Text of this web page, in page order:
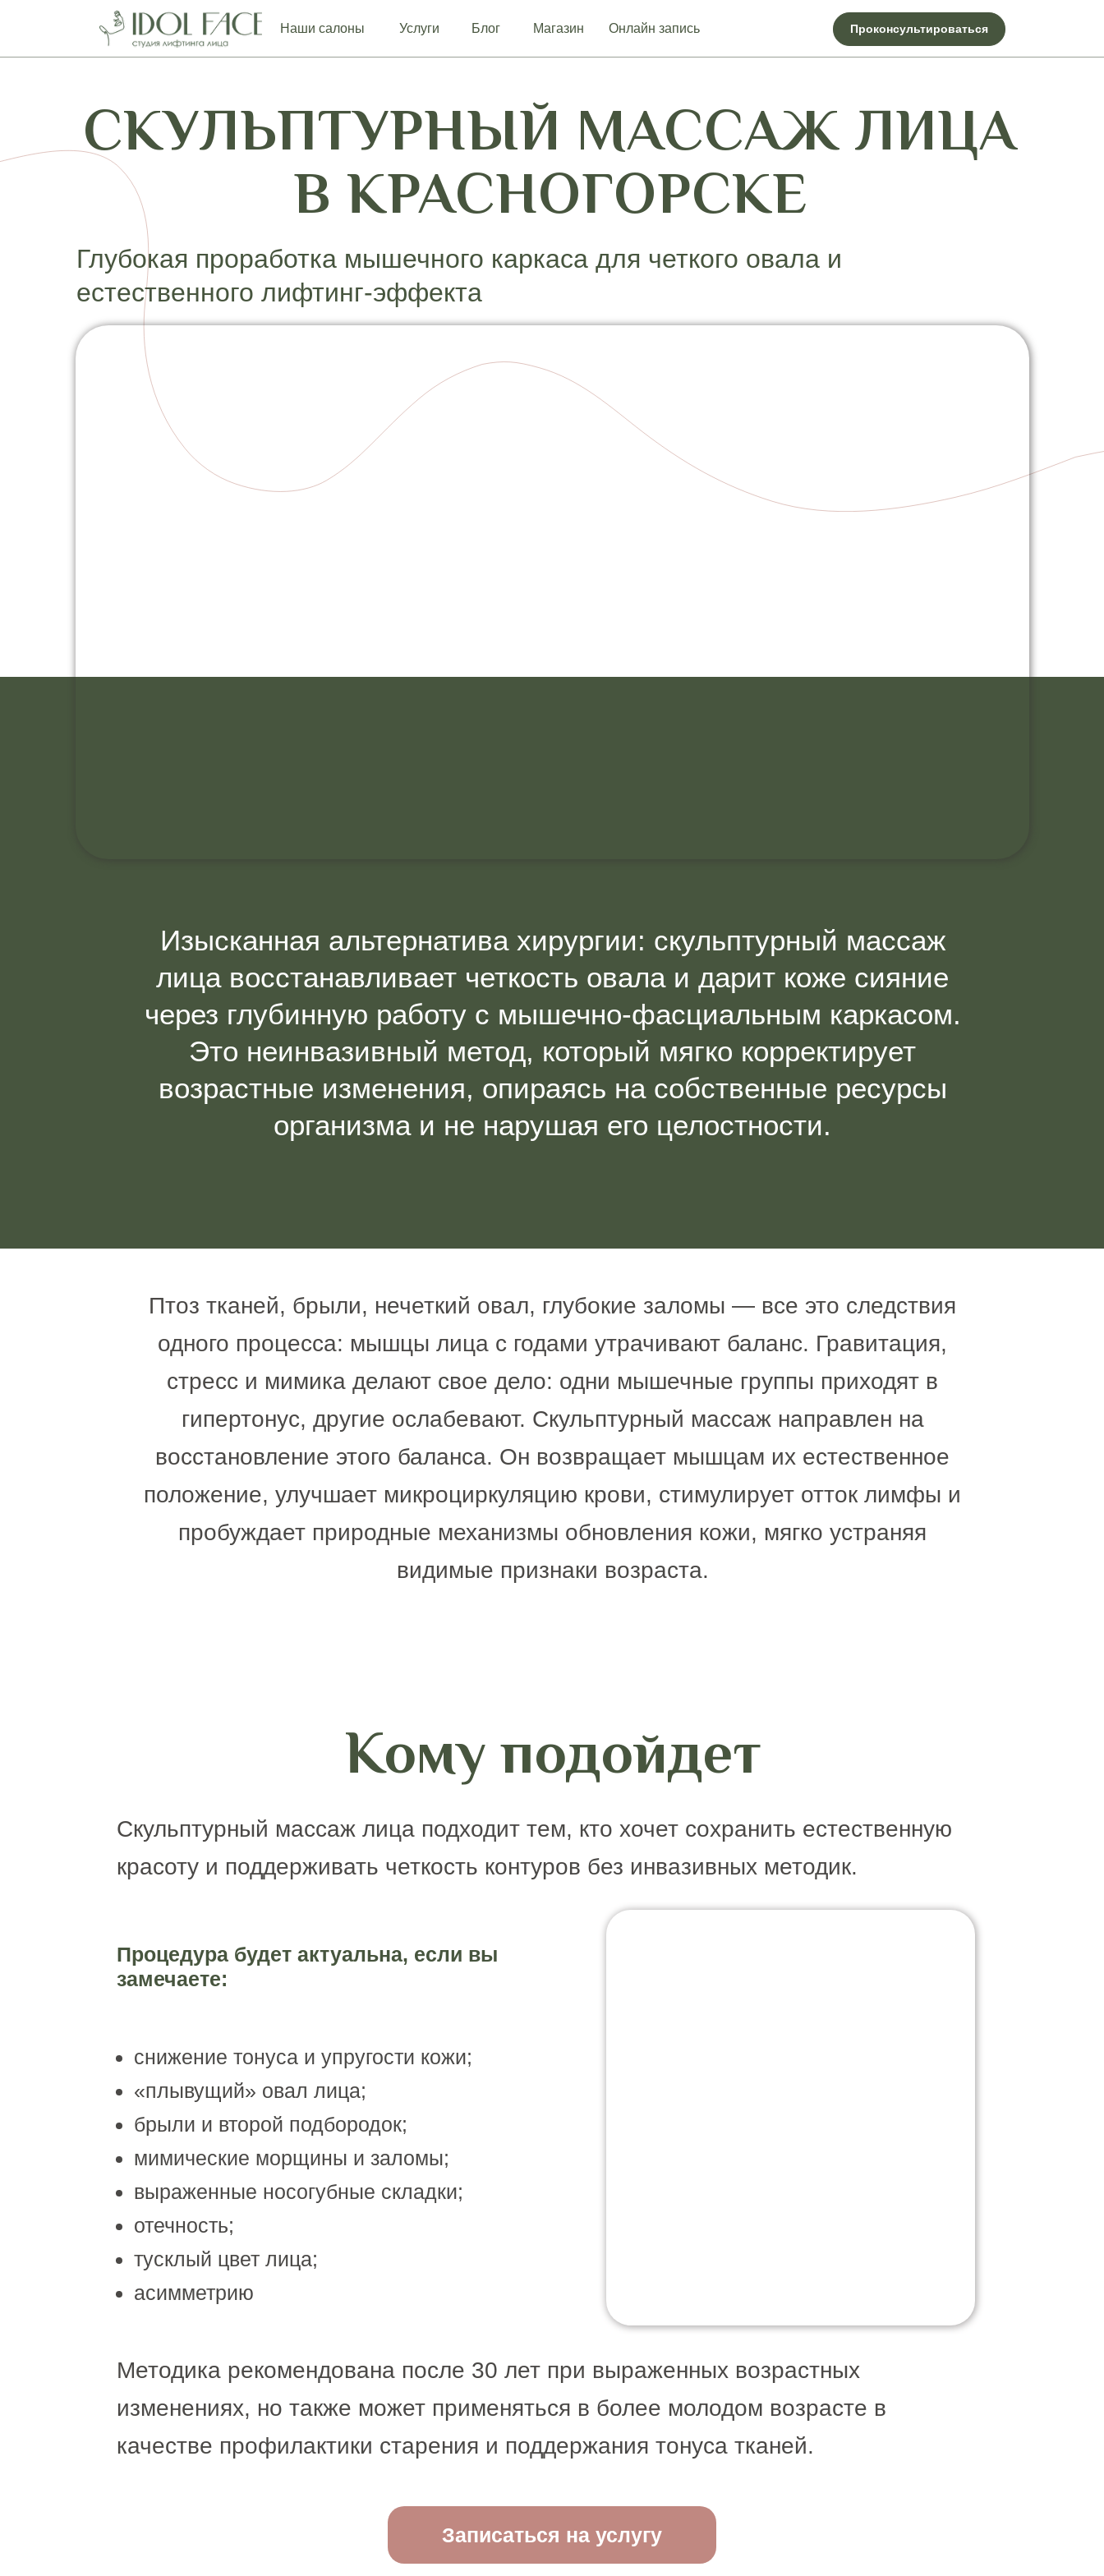
Наши салоны Услуги Магазин Проконсультироваться
Онлайн запись
Блог
Глубокая проработка мышечного каркаса для четкого овала и
естественного лифтинг-эффекта
Изысканная альтернатива хирургии: скульптурный массаж
лица восстанавливает четкость овала и дарит коже сияние
через глубинную работу с мышечно-фасциальным каркасом.
Это неинвазивный метод, который мягко корректирует
возрастные изменения, опираясь на собственные ресурсы
организма и не нарушая его целостности.
СКУЛЬПТУРНЫЙ МАССАЖ ЛИЦА
В КРАСНОГОРСКЕ
Процедура будет актуальна, если вы
замечаете:
Кому подойдет
Птоз тканей, брыли, нечеткий овал, глубокие заломы — все это следствия
одного процесса: мышцы лица с годами утрачивают баланс. Гравитация,
стресс и мимика делают свое дело: одни мышечные группы приходят в
гипертонус, другие ослабевают. Скульптурный массаж направлен на
восстановление этого баланса. Он возвращает мышцам их естественное
положение, улучшает микроциркуляцию крови, стимулирует отток лимфы и
пробуждает природные механизмы обновления кожи, мягко устраняя
видимые признаки возраста.
Методика рекомендована после 30 лет при выраженных возрастных
изменениях, но также может применяться в более молодом возрасте в
качестве профилактики старения и поддержания тонуса тканей.
Скульптурный массаж лица подходит тем, кто хочет сохранить естественную
красоту и поддерживать четкость контуров без инвазивных методик.
снижение тонуса и упругости кожи;
«плывущий» овал лица;
брыли и второй подбородок;
мимические морщины и заломы;
выраженные носогубные складки;
отечность;
тусклый цвет лица;
асимметрию
Записаться на услугу